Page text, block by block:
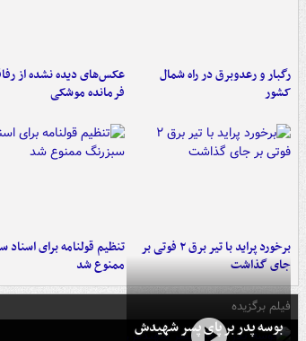
رگبار و رعدوبرق در راه شمال
کشور
عکس‌های دیده نشده از
فرمانده‌ موشکی
برخورد پراید با تیر برق ۲ فوتی بر
جای گذاشت
تنظیم قولنامه برای اسناد
ممنوع شد
فیلم برگزیده
بوسه‌ پدر بر پای پسر شهیدش